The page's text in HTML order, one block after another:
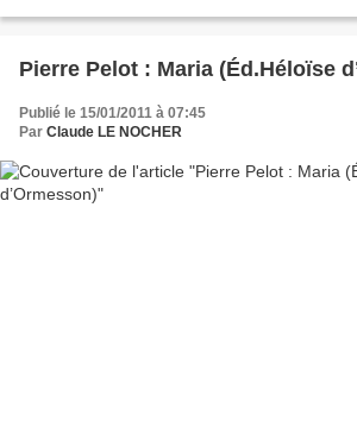
Pierre Pelot : Maria (Éd.Héloïse
Publié le 15/01/2011 à 07:45
Par Claude LE NOCHER